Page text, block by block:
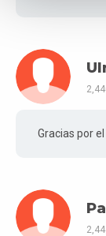
Gracias por